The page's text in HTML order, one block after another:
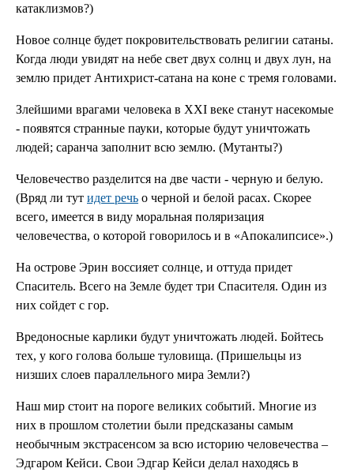
катаклизмов?)
Новое солнце будет покровительствовать религии сатаны.
Когда люди увидят на небе свет двух солнц и двух лун, на
землю придет Антихрист-сатана на коне с тремя головами.
Злейшими врагами человека в XXI веке станут насекомые
- появятся странные пауки, которые будут уничтожать
людей; саранча заполнит всю землю. (Мутанты?)
Человечество разделится на две части - черную и белую.
(Вряд ли тут идет речь о черной и белой расах. Скорее
всего, имеется в виду моральная поляризация
человечества, о которой говорилось и в «Апокалипсисе».)
На острове Эрин воссияет солнце, и оттуда придет
Спаситель. Всего на Земле будет три Спасителя. Один из
них сойдет с гор.
Вредоносные карлики будут уничтожать людей. Бойтесь
тех, у кого голова больше туловища. (Пришельцы из
низших слоев параллельного мира Земли?)
Наш мир стоит на пороге великих событий. Многие из
них в прошлом столетии были предсказаны самым
необычным экстрасенсом за всю историю человечества –
Эдгаром Кейси. Свои Эдгар Кейси делал находясь в